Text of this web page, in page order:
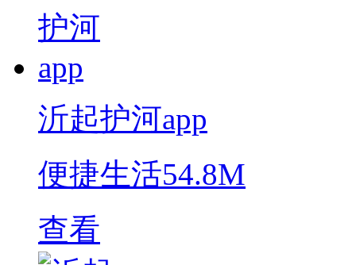
沂起护河app
便捷生活54.8M
查看